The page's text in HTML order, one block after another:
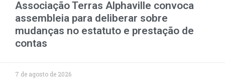
Associação Terras Alphaville convoca
assembleia para deliberar sobre
mudanças no estatuto e prestação de
contas
7 de agosto de 2026